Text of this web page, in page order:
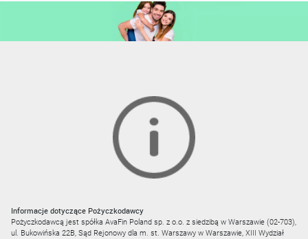
Informacje dotyczące Pożyczkodawcy
Pożyczkodawcą jest spółka AvaFin Poland sp. z o.o. z siedzibą w Warszawie (02-703),
ul. Bukowińska 22B, Sąd Rejonowy dla m. st. Warszawy w Warszawie, XIII Wydział